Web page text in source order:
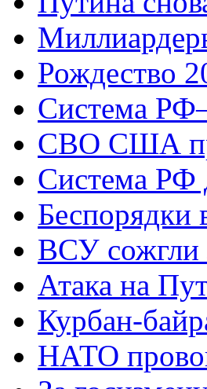
Рождество
Система
СВО США
Система РФ
Беспорядки
ВСУ сожгли
Атака на
Курбан-
НАТО